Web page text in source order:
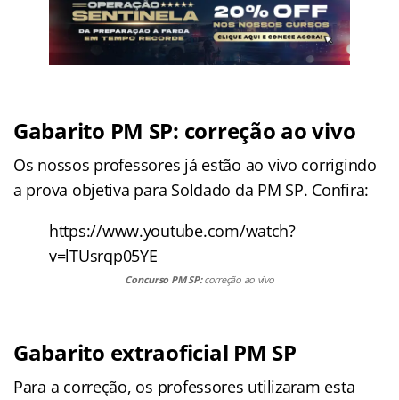
Gabarito PM SP: correção ao vivo
Os nossos professores já estão ao vivo corrigindo
a prova objetiva para Soldado da PM SP. Confira:
https://www.youtube.com/watch?
v=lTUsrqp05YE
Concurso PM SP:correção ao vivo
Gabarito extraoficial PM SP
Para a correção, os professores utilizaram esta